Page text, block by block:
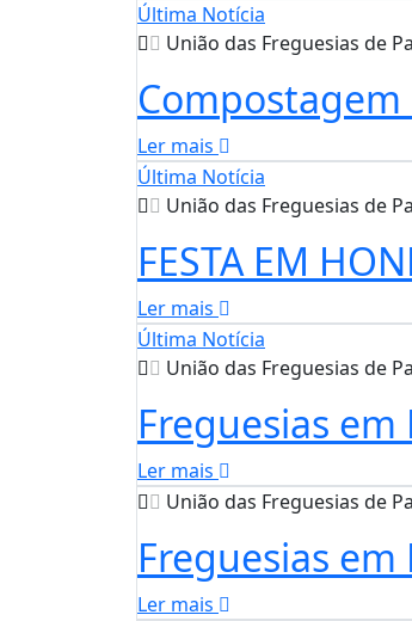
Última Notícia
União das Freguesias de
Compostagem
Ler mais
Última Notícia
União das Freguesias de
FESTA EM
Ler mais
Última Notícia
União das Freguesias de
Freguesias
Ler mais
União das Freguesias de
Freguesias
Ler mais